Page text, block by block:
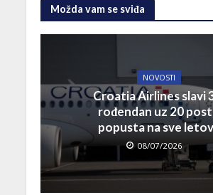
Možda vam se sviđa
NOVOSTI
Croatia Airlines slavi
rođendan uz 20
popusta na sve
08/07/2026